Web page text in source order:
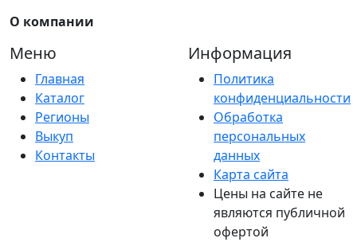
О компании
Меню
Главная
Каталог
Регионы
Выкуп
Контакты
Информация
Политика
конфиденциальности
Обработка
персональных
данных
Карта сайта
Цены на сайте не
являются публичной
офертой